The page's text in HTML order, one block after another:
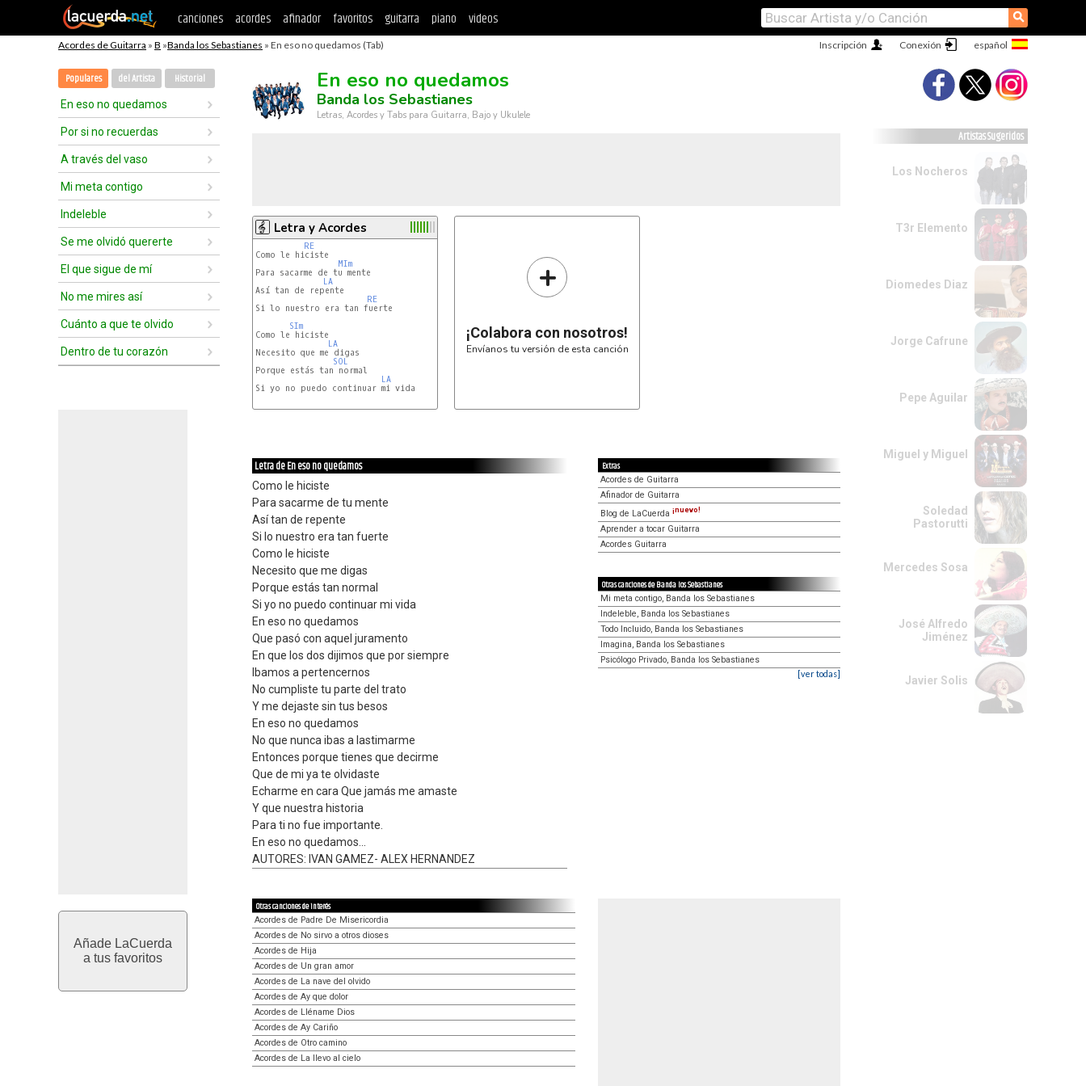
canciones acordes afinador favoritos guitarra piano videos ⚲
Acordes de Guitarra » B »Banda los Sebastianes » En eso no quedamos (Tab) Conexión
Inscripción
Populares del Artista Historial
En eso no quedamos
Por si no recuerdas
A través del vaso
Mi meta contigo
Indeleble
Se me olvidó quererte
El que sigue de mí
No me mires así
Cuánto a que te olvido
Dentro de tu corazón
Añade LaCuerda
a tus favoritos
En eso no quedamos
Banda los Sebastianes
Letras, Acordes y Tabs para Guitarra, Bajo y Ukulele
Letra y Acordes
RE
Como le hiciste
MIm
Para sacarme de tu mente
LA
Así tan de repente
RE
Si lo nuestro era tan fuerte
SIm
Como le hiciste
LA
Necesito que me digas
SOL
Porque estás tan normal
LA
Si yo no puedo continuar mi vida
+
¡Colabora con nosotros!
Envíanos tu versión de esta canción
Letra de En eso no quedamos
Como le hiciste
Para sacarme de tu mente
Así tan de repente
Si lo nuestro era tan fuerte
Como le hiciste
Necesito que me digas
Porque estás tan normal
Si yo no puedo continuar mi vida
En eso no quedamos
Que pasó con aquel juramento
En que los dos dijimos que por siempre
Ibamos a pertencernos
No cumpliste tu parte del trato
Y me dejaste sin tus besos
En eso no quedamos
No que nunca ibas a lastimarme
Entonces porque tienes que decirme
Que de mi ya te olvidaste
Echarme en cara Que jamás me amaste
Y que nuestra historia
Para ti no fue importante.
En eso no quedamos...
AUTORES: IVAN GAMEZ- ALEX HERNANDEZ
Extras
Acordes de Guitarra
Afinador de Guitarra
Blog de LaCuerda ¡nuevo!
Aprender a tocar Guitarra
Acordes Guitarra
Otras canciones de Banda los Sebastianes
Mi meta contigo, Banda los Sebastianes
Indeleble, Banda los Sebastianes
Todo Incluido, Banda los Sebastianes
Imagina, Banda los Sebastianes
Psicólogo Privado, Banda los Sebastianes
[ver todas]
Otras canciones de interés
Acordes de Padre De Misericordia
Acordes de No sirvo a otros dioses
Acordes de Hija
Acordes de Un gran amor
Acordes de La nave del olvido
Acordes de Ay que dolor
Acordes de Lléname Dios
Acordes de Ay Cariño
Acordes de Otro camino
Acordes de La llevo al cielo
Artistas Sugeridos
Los Nocheros
T3r Elemento
Diomedes Diaz
Jorge Cafrune
Pepe Aguilar
Miguel y Miguel
Soledad
Pastorutti
Mercedes Sosa
José Alfredo
Jiménez
Javier Solis